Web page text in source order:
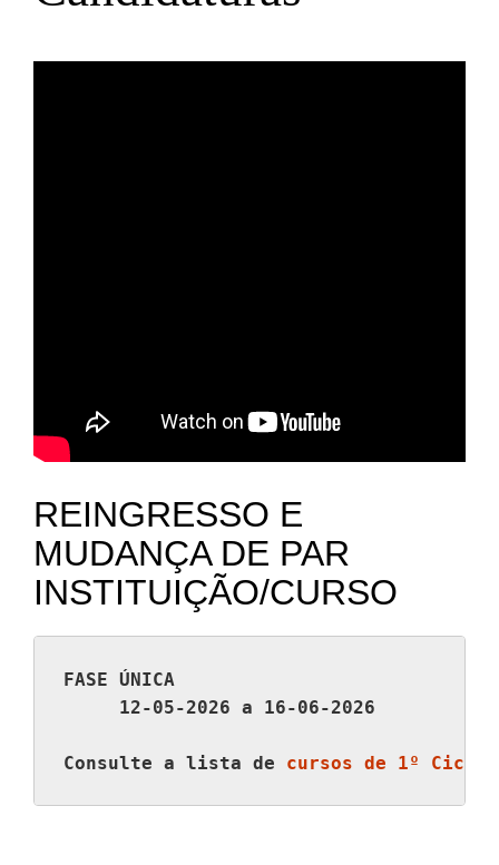
REINGRESSO E
MUDANÇA DE PAR
INSTITUIÇÃO/CURSO
FASE ÚNICA
     12-05-2026 a 16-06-2026
Consulte a lista de cursos de 1º Ciclo